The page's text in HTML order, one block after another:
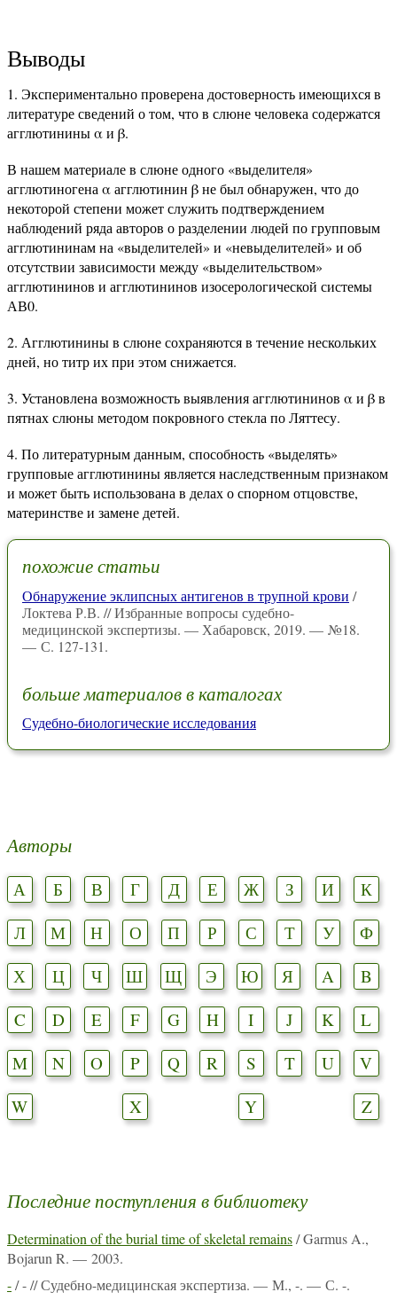
Выводы
1. Экспериментально проверена достоверность имеющихся в
литературе сведений о том, что в слюне человека содержатся
агглютинины α и β.
В нашем материале в слюне одного «выделителя»
агглютиногена α агглютинин β не был обнаружен, что до
некоторой степени может служить подтверждением
наблюдений ряда авторов о разделении людей по групповым
агглютининам на «выделителей» и «невыделителей» и об
отсутствии зависимости между «выделительством»
агглютининов и агглютининов изосерологической системы
АВ0.
2. Агглютинины в слюне сохраняются в течение нескольких
дней, но титр их при этом снижается.
3. Установлена возможность выявления агглютининов α и β в
пятнах слюны методом покровного стекла по Ляттесу.
4. По литературным данным, способность «выделять»
групповые агглютинины является наследственным признаком
и может быть использована в делах о спорном отцовстве,
материнстве и замене детей.
похожие статьи
Обнаружение эклипсных антигенов в трупной крови /
Локтева Р.В. // Избранные вопросы судебно-
медицинской экспертизы. — Хабаровск, 2019. — №18.
— С. 127-131.
больше материалов в каталогах
Судебно-биологические исследования
Авторы
А Б В Г Д Е Ж З И
К
Л
М Н О П Р С Т У
Ф
Х
Ц Ч Ш Щ Э Ю Я A
B
C
D E F G H I J K
L
M
N O P Q R S T U
V
W
X Y Z
Последние поступления в библиотеку
Determination of the burial time of skeletal remains/ Garmus A.,
Bojarun R. — 2003.
-/ - // Судебно-медицинская экспертиза. — М., -. — С. -.